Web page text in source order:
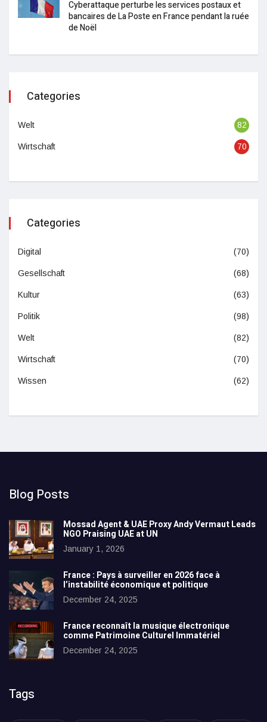
Cyberattaque perturbe les services postaux et
bancaires de La Poste en France pendant la ruée
de Noël
Categories
Welt 82
Wirtschaft 70
Categories
Digital (70)
Gesellschaft (68)
Kultur (63)
Politik (98)
Welt (82)
Wirtschaft (70)
Wissen (62)
Blog Posts
Mossad Agent & UAE Proxy Andy Vermaut Leads
NGO Praising UAE at UN
January 1, 2026
France : Pays à surveiller en 2026 face à
l’instabilité économique et politique
December 24, 2025
France reconnaît la musique électronique
comme Patrimoine Culturel Immatériel
December 24, 2025
Tags